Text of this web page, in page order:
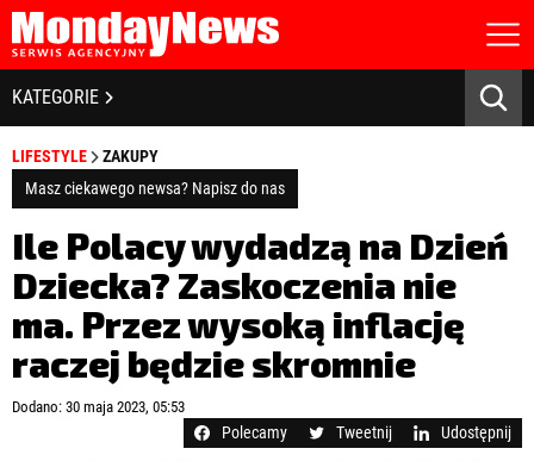
STRONA GŁÓWNA
O NAS
POLITYKA PRYWATNOŚCI
REGULAMIN
LICENCJA
REJESTRACJA
KONTAKT
Zapamiętaj mnie
Kliknij tutaj
KATEGORIE
BIZNES I GOSPODARKA
BANKOWOŚĆ I FINANSE
NOWE TECHNOLOGIE
SPOŁECZEŃSTWO
EDUKACJA
MEDIA
ZDROWIE I URODA
LIFESTYLE
ZAKUPY
Masz ciekawego newsa? Napisz do nas
Ile Polacy wydadzą na Dzień
Dziecka? Zaskoczenia nie
ma. Przez wysoką inflację
raczej będzie skromnie
Dodano: 30 maja 2023, 05:53
Polecamy Tweetnij Udostępnij